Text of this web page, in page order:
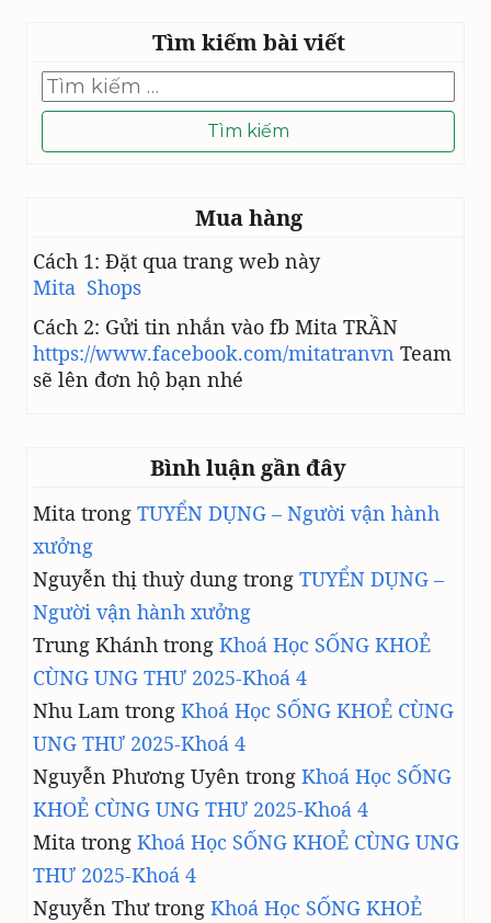
Tìm kiếm bài viết
Tìm
kiếm
cho:
Mua hàng
Cách 1: Đặt qua trang web này
Mita Shops
Cách 2: Gửi tin nhắn vào fb Mita TRẦN
https://www.facebook.com/mitatranvn Team
sẽ lên đơn hộ bạn nhé
Bình luận gần đây
Mita trong TUYỂN DỤNG – Người vận hành
xưởng
Nguyễn thị thuỳ dung trong TUYỂN DỤNG –
Người vận hành xưởng
Trung Khánh trong Khoá Học SỐNG KHOẺ
CÙNG UNG THƯ 2025-Khoá 4
Nhu Lam trong Khoá Học SỐNG KHOẺ CÙNG
UNG THƯ 2025-Khoá 4
Nguyễn Phương Uyên trong Khoá Học SỐNG
KHOẺ CÙNG UNG THƯ 2025-Khoá 4
Mita trong Khoá Học SỐNG KHOẺ CÙNG UNG
THƯ 2025-Khoá 4
Nguyễn Thưtrong Khoá Học SỐNG KHOẺ